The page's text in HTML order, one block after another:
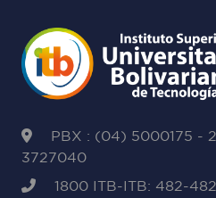
PBX : (04) 5000175 -
3727040
1800 ITB-ITB: 482-482